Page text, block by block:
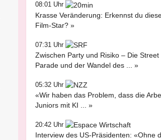
08:01 Uhr
Krasse Veränderung: Erkennst du
Film-Star? »
07:31 Uhr
Zwischen Party und Risiko – Die Street
Parade und der Wandel des ... »
05:32 Uhr
«Wir haben das Problem, dass die
Juniors mit KI ... »
20:42 Uhr
Interview des US-Präsidenten: «Ohne